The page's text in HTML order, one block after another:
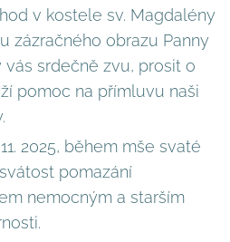
v kostele sv. Magdalény
zázračného obrazu Panny
vás srdečně zvu, prosit o
pomoc na přímluvu naši
2025, během mše svaté
pomazání
nemocným a starším